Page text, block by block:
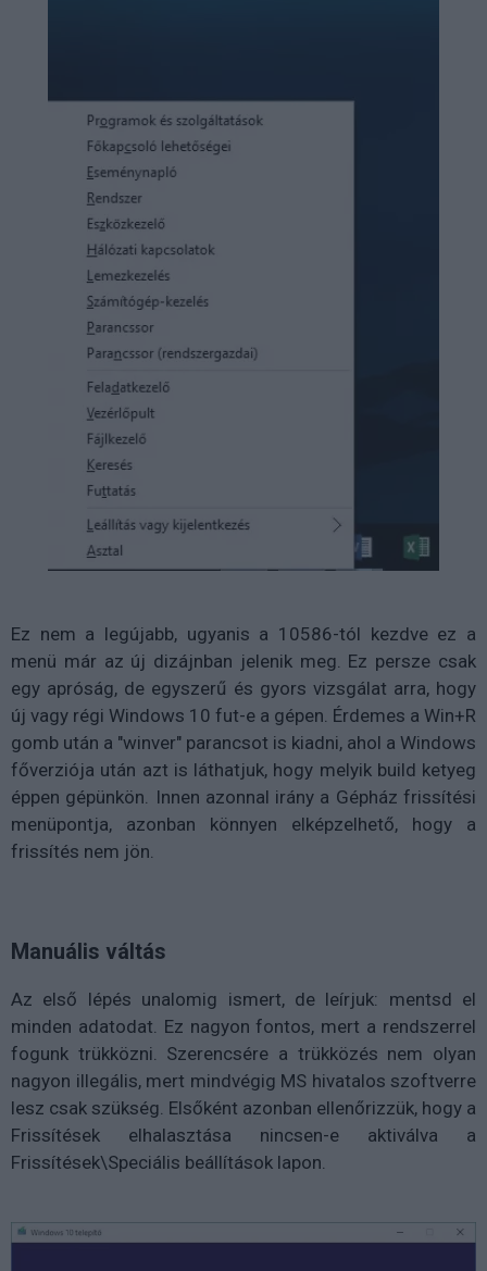
Ez nem a legújabb, ugyanis a 10586-tól kezdve ez a
menü már az új dizájnban jelenik meg. Ez persze csak
egy apróság, de egyszerű és gyors vizsgálat arra, hogy
új vagy régi Windows 10 fut-e a gépen. Érdemes a Win+R
gomb után a "winver" parancsot is kiadni, ahol a Windows
főverziója után azt is láthatjuk, hogy melyik build ketyeg
éppen gépünkön. Innen azonnal irány a Gépház frissítési
menüpontja, azonban könnyen elképzelhető, hogy a
frissítés nem jön.
Manuális váltás
Az első lépés unalomig ismert, de leírjuk: mentsd el
minden adatodat. Ez nagyon fontos, mert a rendszerrel
fogunk trükközni. Szerencsére a trükközés nem olyan
nagyon illegális, mert mindvégig MS hivatalos szoftverre
lesz csak szükség. Elsőként azonban ellenőrizzük, hogy a
Frissítések elhalasztása nincsen-e aktiválva a
Frissítések\Speciális beállítások lapon.